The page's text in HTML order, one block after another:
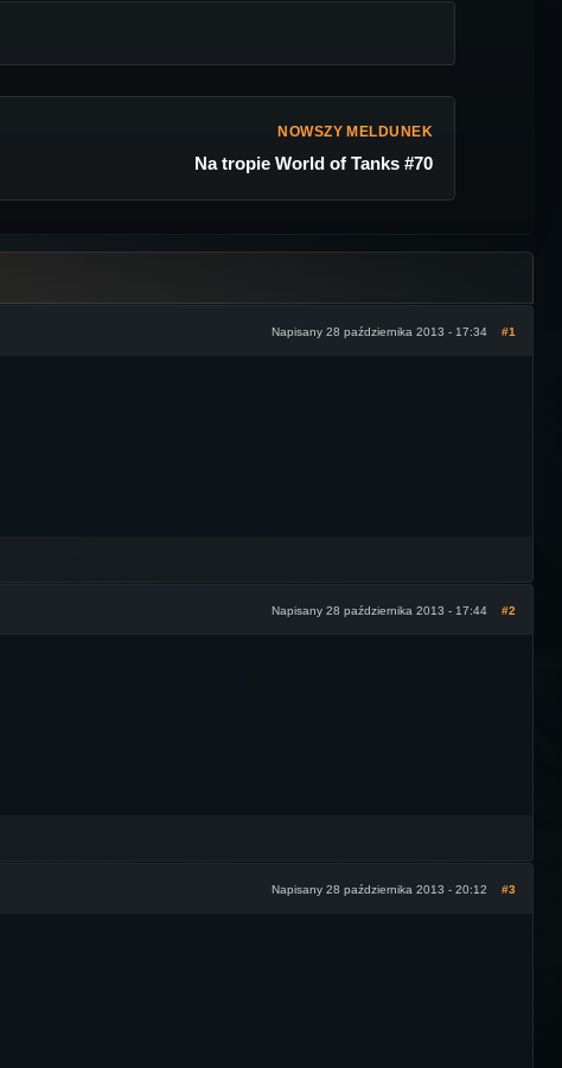
NOWSZY MELDUNEK
Na tropie World of Tanks #70
Napisany 28 października 2013 - 17:34 #1
Napisany 28 października 2013 - 17:44 #2
Napisany 28 października 2013 - 20:12 #3